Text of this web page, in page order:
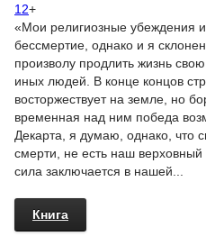
12+
«Мои религиозные убеждения
бессмертие, однако и я
произволу продлить жизнь
иных людей. В конце концов
восторжествует на земле, но
временная над ним победа
Декарта, я думаю, однако, что
смерти, не есть наш
сила заключается в нашей...
Книга